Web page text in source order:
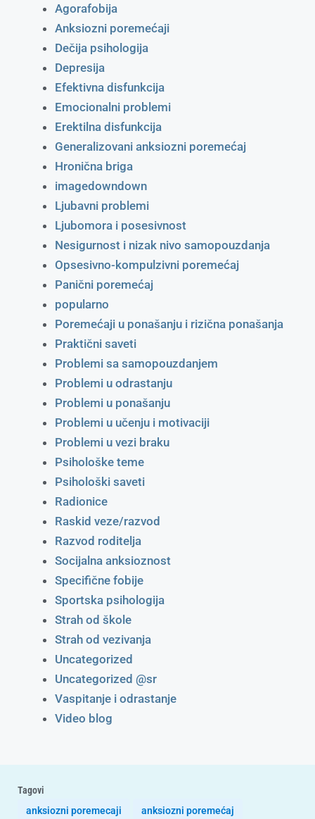
Agorafobija
Anksiozni poremećaji
Dečija psihologija
Depresija
Efektivna disfunkcija
Emocionalni problemi
Erektilna disfunkcija
Generalizovani anksiozni poremećaj
Hronična briga
imagedowndown
Ljubavni problemi
Ljubomora i posesivnost
Nesigurnost i nizak nivo samopouzdanja
Opsesivno-kompulzivni poremećaj
Panični poremećaj
popularno
Poremećaji u ponašanju i rizična ponašanja
Praktični saveti
Problemi sa samopouzdanjem
Problemi u odrastanju
Problemi u ponašanju
Problemi u učenju i motivaciji
Problemi u vezi braku
Psihološke teme
Psihološki saveti
Radionice
Raskid veze/razvod
Razvod roditelja
Socijalna anksioznost
Specifične fobije
Sportska psihologija
Strah od škole
Strah od vezivanja
Uncategorized
Uncategorized @sr
Vaspitanje i odrastanje
Video blog
Tagovi
anksiozni poremecaji
anksiozni poremećaj